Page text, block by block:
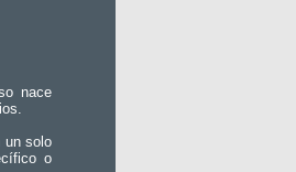
nace
un solo
o